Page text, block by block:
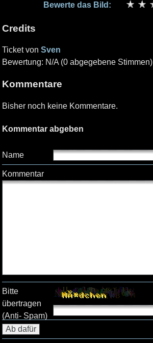
Bewerte das Bild:
Credits
Ticket von Sven
Bewertung: N/A (0 abgegebene Stimmen)
Kommentare
Bisher noch keine Kommentare.
Kommentar abgeben
Name
Kommentar
Bitte
übertragen
(Anti- Spam)